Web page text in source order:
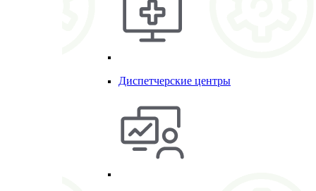
Диспетчерские центры